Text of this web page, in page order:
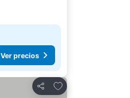
Ver precios
Compartir
Agregar a favoritos